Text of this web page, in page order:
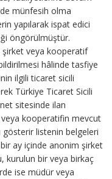
münfesih olma
yapılarak ispat edici
öngörülmüştür.
şirket veya kooperatif
hâlinde tasfiye
ilgili ticaret sicili
Türkiye Ticaret Sicili
sitesinde ilan
veya kooperatifin mevcut
gösterir listenin belgeleri
ay içinde anonim şirket
kurulun bir veya birkaç
ise müdür veya